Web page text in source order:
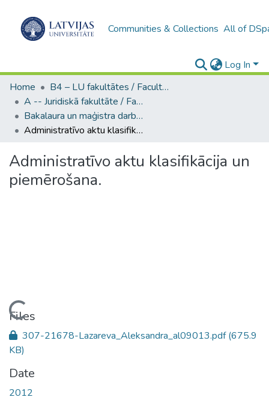
Communities & Collections All of
Log In
Home
B4 – LU fakultātes / Faculties of the UL
A -- Juridiskā fakultāte / Faculty of Law
Bakalaura un maģistra darbi (JF) / Bachelor's and Master's theses
Administratīvo aktu klasifikācija un piemērošana.
Administratīvo aktu klasifikācija un
piemērošana.
Loading...
Files
307-21678-Lazareva_Aleksandra_al09013.pdf(675.9
KB)
Date
2012